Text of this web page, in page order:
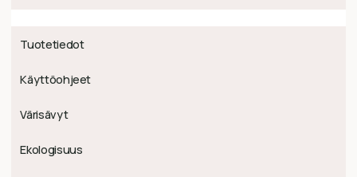
Tuotetiedot
Käyttöohjeet
Värisävyt
Ekologisuus